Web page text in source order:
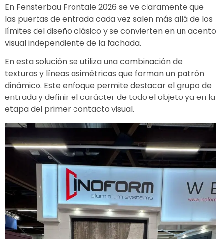
En Fensterbau Frontale 2026 se ve claramente que
las puertas de entrada cada vez salen más allá de los
límites del diseño clásico y se convierten en un acento
visual independiente de la fachada.
En esta solución se utiliza una combinación de
texturas y líneas asimétricas que forman un patrón
dinámico. Este enfoque permite destacar el grupo de
entrada y definir el carácter de todo el objeto ya en la
etapa del primer contacto visual.